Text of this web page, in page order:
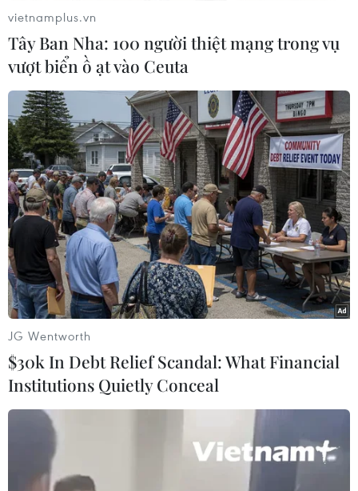
Vụ tai nạn tại Quảng Ngãi: Nguyên nhân
do xe ôtô khách chạy lấn làn
24/11/2019 22:58
Nguyên nhân ban đầu của vụ tai nạn giao thông
nghiêm trọng làm 13 người thương vong tại Quảng Ngãi
được xác định là do lái xe ôtô 16 chỗ đã đi lấn vào
phần đường bên trái.
vietnamplus.vn
Tây Ban Nha: 100 người thiệt mạng trong vụ
vượt biển ồ ạt vào Ceuta
JG Wentworth
$30k In Debt Relief Scandal: What Financial
Institutions Quietly Conceal